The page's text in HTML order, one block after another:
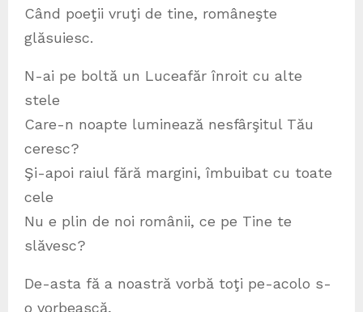
Când poeţii vruţi de tine, româneşte
glăsuiesc.
N-ai pe boltă un Luceafăr înroit cu alte
stele
Care-n noapte luminează nesfârşitul Tău
ceresc?
Şi-apoi raiul fără margini, îmbuibat cu toate
cele
Nu e plin de noi românii, ce pe Tine te
slăvesc?
De-asta fă a noastră vorbă toţi pe-acolo s-
o vorbească,